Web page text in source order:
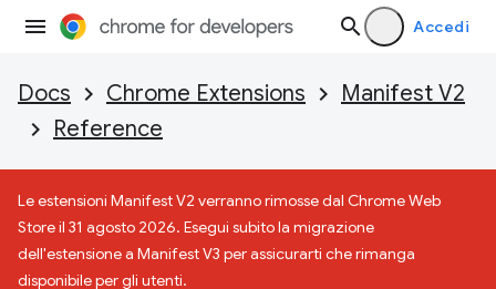
Accedi
Docs Chrome Extensions
Manifest V2
Reference
Le estensioni Manifest V2 verranno rimosse dal Chrome Web
Store il 31 agosto 2026. Esegui subito la migrazione
dell'estensione a Manifest V3 per assicurarti che rimanga
disponibile per gli utenti.